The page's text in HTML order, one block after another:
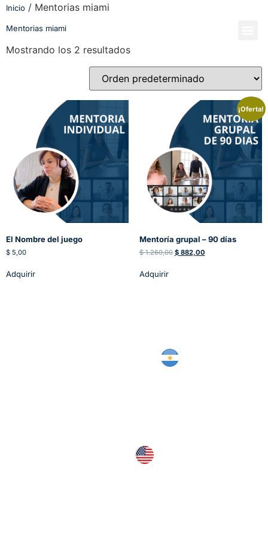
Inicio / Mentorias miami
Mentorias miami
Mostrando los 2 resultados
El Nombre del juego
$ 5,00
Adquirir
¡Oferta!
Mentoría grupal – 90 días
$1.260,00 $882,00
Adquirir